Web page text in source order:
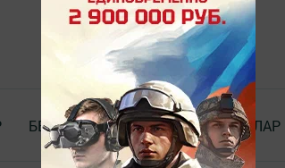
БЕЗ_WhatsApp_та ДОКУМЕНТЛАР